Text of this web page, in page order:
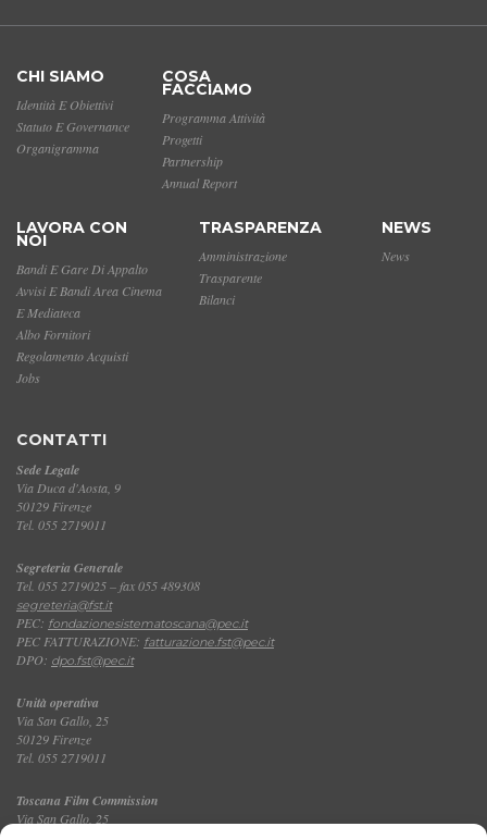
CHI SIAMO
Identità E Obiettivi
Statuto E Governance
Organigramma
COSA
FACCIAMO
Programma Attività
Progetti
Partnership
Annual Report
LAVORA CON
NOI
Bandi E Gare Di Appalto
Avvisi E Bandi Area Cinema
E Mediateca
Albo Fornitori
Regolamento Acquisti
Jobs
TRASPARENZA
Amministrazione
Trasparente
Bilanci
NEWS
News
CONTATTI
Sede Legale
Via Duca d'Aosta, 9
50129 Firenze
Tel. 055 2719011
Segreteria Generale
Tel. 055 2719025 – fax 055 489308
segreteria@fst.it
PEC: fondazionesistematoscana@pec.it
PEC FATTURAZIONE: fatturazione.fst@pec.it
DPO: dpo.fst@pec.it
Unità operativa
Via San Gallo, 25
50129 Firenze
Tel. 055 2719011
Toscana Film Commission
Via San Gallo, 25